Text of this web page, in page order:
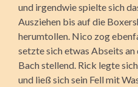
und irgendwie spielte sich
Ausziehen bis auf die
herumtollen. Nico zog
setzte sich etwas Abseits an
Bach stellend. Rick legte
und ließ sich sein Fell mit